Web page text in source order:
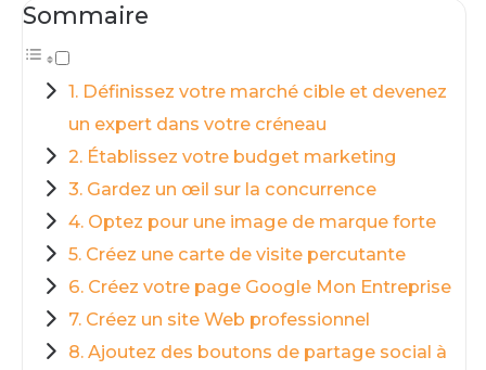
Sommaire
1. Définissez votre marché cible et devenez
un expert dans votre créneau
2. Établissez votre budget marketing
3. Gardez un œil sur la concurrence
4. Optez pour une image de marque forte
5. Créez une carte de visite percutante
6. Créez votre page Google Mon Entreprise
7. Créez un site Web professionnel
8. Ajoutez des boutons de partage social à